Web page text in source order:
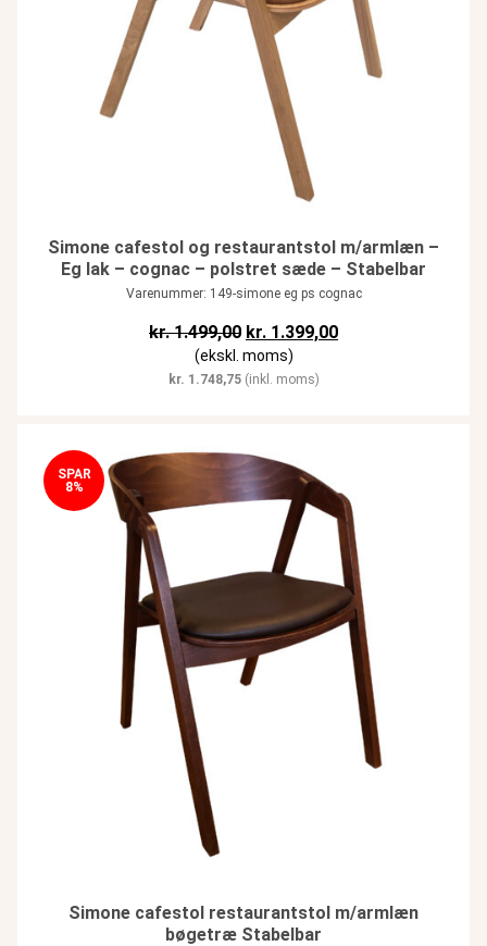
Simone cafestol og restaurantstol m/armlæn –
Eg lak – cognac – polstret sæde – Stabelbar
Varenummer: 149-simone eg ps cognac
kr.1.499,00 Den oprindelige pris var: kr.
kr. 1.399,00Den aktuelle pris
(ekskl. moms)
kr. 1.748,75(inkl. moms)
SPAR
8%
Simone cafestol restaurantstol m/armlæn
bøgetræ Stabelbar